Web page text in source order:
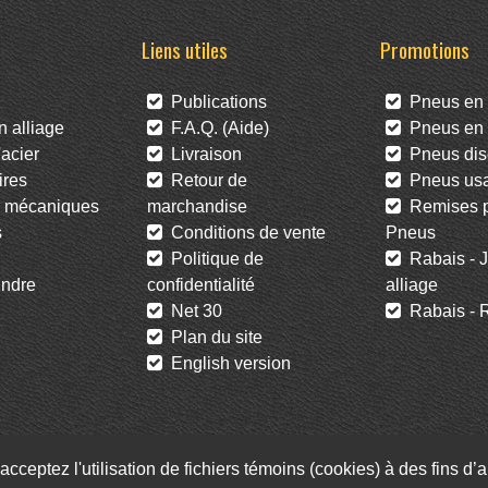
alliage
Liens utiles
Publications
F.A.Q. (Aide)
Livraison
Retour de
marchandise
Conditions de vente
Politique de
confidentialité
Net 30
Plan du site
English version
Promotions
Pneus en
Pneus en
Pneus
Pneus
Remises
Pneus
Rabais -
alliage
Rabais -
Facebook Twitter Infolettre
l'utilisation de fichiers témoins (cookies) à des fins